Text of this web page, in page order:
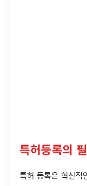
특허등록의
특허 등록은 혁신적